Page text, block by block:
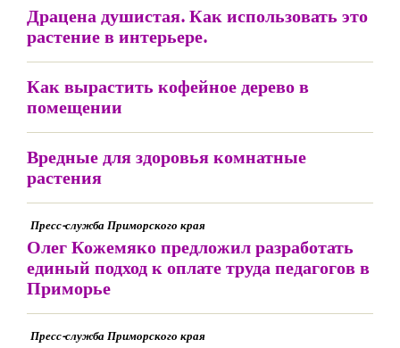
Драцена душистая. Как использовать это
растение в интерьере.
Как вырастить кофейное дерево в
помещении
Вредные для здоровья комнатные
растения
Пресс-служба Приморского края
Олег Кожемяко предложил разработать
единый подход к оплате труда педагогов в
Приморье
Пресс-служба Приморского края